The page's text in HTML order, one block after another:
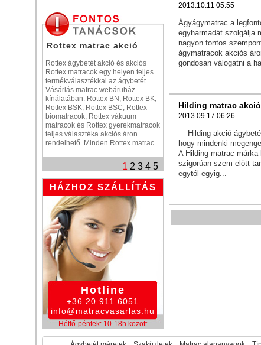
Rottex matrac akció
Rottex ágybetét akció és akciós
Rottex matracok egy helyen teljes
termékválasztékkal az ágybetét
Vásárlás matrac webáruház
kínálatában: Rottex BN, Rottex BK,
Rottex BSK, Rottex BSC, Rottex
biomatracok, Rottex vákuum
matracok és Rottex gyerekmatracok
teljes választéka akciós áron
rendelhető. Minden Rottex matrac...
1 2 3 4 5
HÁZHOZ SZÁLLÍTÁS
Hotline
+36 20 911 6051
info@matracvasarlas.hu
Hétfő-péntek: 10-18h között
2013.10.11 05:55
Ágyágymatrac a
egyharmadát szolgálja
nagyon fontos
ágymatracok akciós
gondosan válogatni a
Hilding matrac akció
2013.09.17 06:26
Hilding akció
hogy mindenki
A Hilding matrac
szigorúan szem elött
egytól-egyig...